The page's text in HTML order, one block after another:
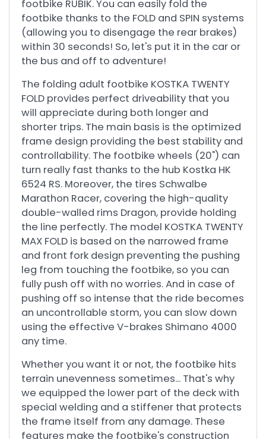
footbike RUBIK. You can easily fold the
footbike thanks to the FOLD and SPIN systems
(allowing you to disengage the rear brakes)
within 30 seconds! So, let's put it in the car or
the bus and off to adventure!
The folding adult footbike KOSTKA TWENTY
FOLD provides perfect driveability that you
will appreciate during both longer and
shorter trips. The main basis is the optimized
frame design providing the best stability and
controllability. The footbike wheels (20") can
turn really fast thanks to the hub Kostka HK
6524 RS. Moreover, the tires Schwalbe
Marathon Racer, covering the high-quality
double-walled rims Dragon, provide holding
the line perfectly. The model KOSTKA TWENTY
MAX FOLD is based on the narrowed frame
and front fork design preventing the pushing
leg from touching the footbike, so you can
fully push off with no worries. And in case of
pushing off so intense that the ride becomes
an uncontrollable storm, you can slow down
using the effective V-brakes Shimano 4000
any time.
Whether you want it or not, the footbike hits
terrain unevenness sometimes... That's why
we equipped the lower part of the deck with
special welding and a stiffener that protects
the frame itself from any damage. These
features make the footbike's construction